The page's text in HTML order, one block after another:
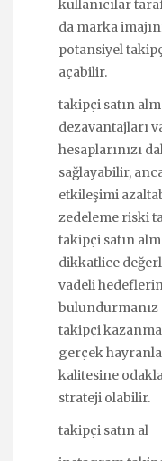
kullanıcılar
da marka
potansiyel
açabilir.
takipçi satın
dezavantajları
hesaplarınızı
sağlayabilir,
etkileşimi
zedeleme riski
takipçi satın
dikkatlice
vadeli
takipçi
gerçek
kalitesine
strateji olabilir.
takipçi satın al